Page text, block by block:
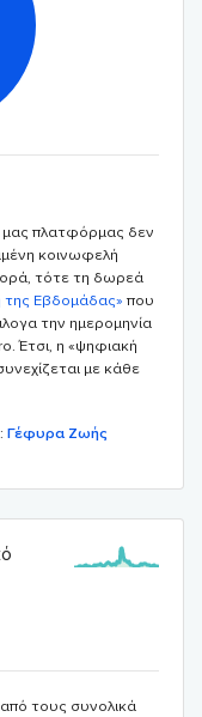
μας πλατφόρμας δεν
κοινωφελή
τότε τη δωρεά
Εβδομάδας» που
την ημερομηνία
Έτσι, η «ψηφιακή
με κάθε
Γέφυρα Ζωής
από τους συνολικά